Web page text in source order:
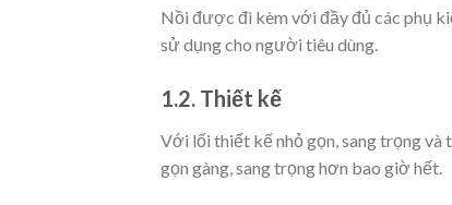
Nồi được đi kèm với đầy đủ các phụ
sử dụng cho người tiêu dùng.
1.2. Thiết kế
Với lối thiết kế nhỏ gọn, sang trọng và
gọn gàng, sang trọng hơn bao giờ hết.